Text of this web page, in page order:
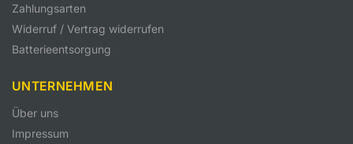
Zahlungsarten
Widerruf / Vertrag widerrufen
Batterieentsorgung
UNTERNEHMEN
Über uns
Impressum